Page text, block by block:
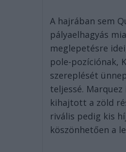
A hajrában sem
pályaelhagyás
meglepetésre
pole-pozíciónak,
szereplését
teljessé.
kihajtott a zöld
rivális pedig kis
köszönhetően a